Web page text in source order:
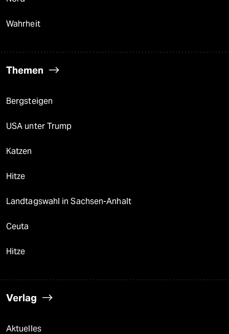
Wahrheit
Themen
Bergsteigen
USA unter Trump
Katzen
Hitze
Landtagswahl in Sachsen-Anhalt
Ceuta
Hitze
Verlag
Aktuelles